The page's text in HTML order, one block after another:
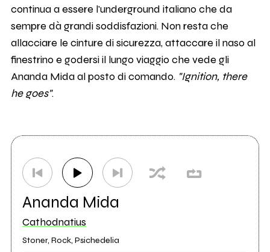
continua a essere l'underground italiano che da
sempre dà grandi soddisfazioni. Non resta che
allacciare le cinture di sicurezza, attaccare il naso al
finestrino e godersi il lungo viaggio che vede gli
Ananda Mida al posto di comando. "Ignition, there
he goes".
Ananda Mida
Cathodnatius
Stoner, Rock, Psichedelia